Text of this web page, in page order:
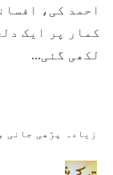
احمد کی،
کمار پر ایک
لکھی گئی…
زیادہ پڑھی جانی